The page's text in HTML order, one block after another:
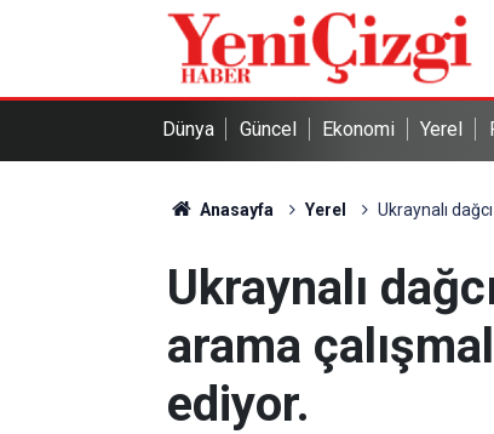
Dünya Güncel Ekonomi Yerel
Anasayfa Yerel Ukraynalı
Ukraynalı
arama
ediyor.